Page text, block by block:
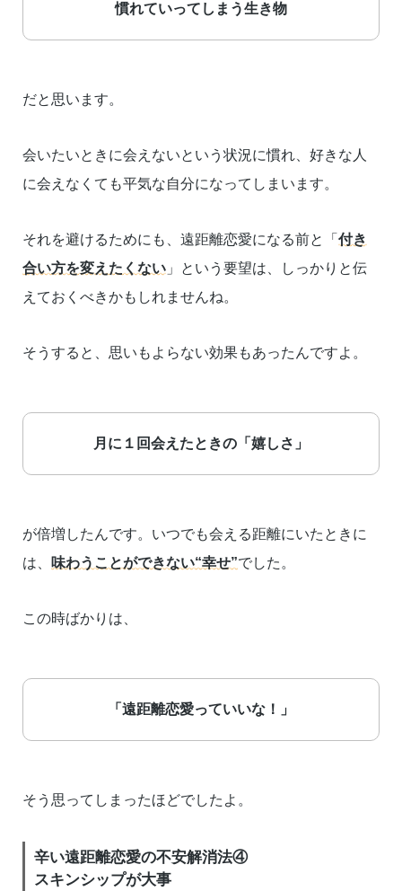
慣れていってしまう生き物
だと思います。
会いたいときに会えないという状況に慣れ、好きな人
に会えなくても平気な自分になってしまいます。
それを避けるためにも、遠距離恋愛になる前と「 付き
合い方を変えたくない 」という要望は、しっかりと伝
えておくべきかもしれませんね。
そうすると、思いもよらない効果もあったんですよ。
月に１回会えたときの「嬉しさ」
が倍増したんです。いつでも会える距離にいたときに
は、
味わうことができない“幸せ”でした。
この時ばかりは、
「遠距離恋愛っていいな！」
そう思ってしまったほどでしたよ。
辛い遠距離恋愛の不安解消法④
スキンシップが大事